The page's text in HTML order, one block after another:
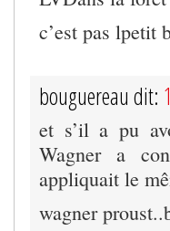
c’est pas lpetit
bouguereau dit:
et s’il a pu
Wagner a
appliquait le
wagner